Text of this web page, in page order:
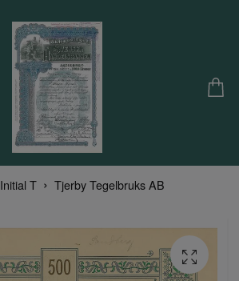
Initial T Tjerby Tegelbruks AB